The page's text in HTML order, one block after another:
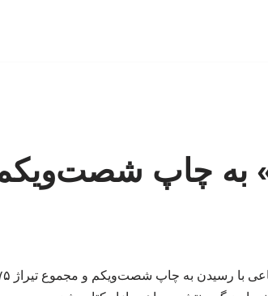
به چاپ